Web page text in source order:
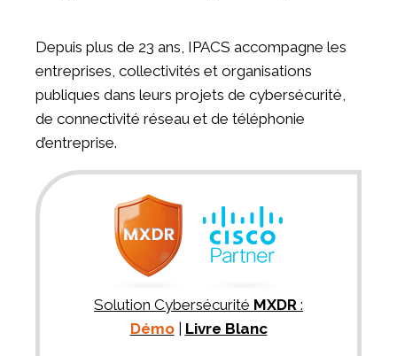
Depuis plus de 23 ans, IPACS accompagne les
entreprises, collectivités et organisations
publiques dans leurs projets de cybersécurité,
de connectivité réseau et de téléphonie
d’entreprise.
Solution Cybersécurité MXDR :
Démo| Livre Blanc